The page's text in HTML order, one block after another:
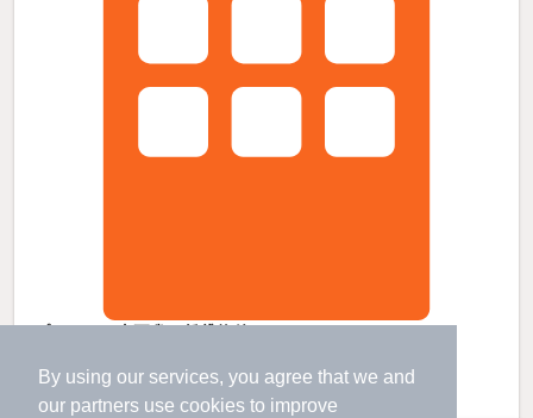
By using our services, you agree that we and
our partners use cookies to improve
摂津市駅 歩 10分 （阪急京都線）
岸辺駅 歩 14分 （東海道線）